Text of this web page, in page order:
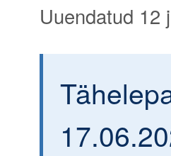
Uuendatud 12